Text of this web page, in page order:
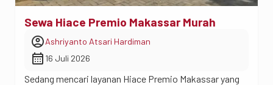
Sewa Hiace Premio Makassar Murah
account_circleAshriyanto Atsari Hardiman
calendar_month 16 Juli 2026
Sedang mencari layanan Hiace Premio Makassar yang